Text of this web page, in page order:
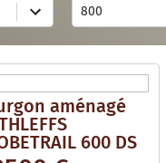
a
i
a
b
e
t
s
a
v
a
a
aménagé
600 DS